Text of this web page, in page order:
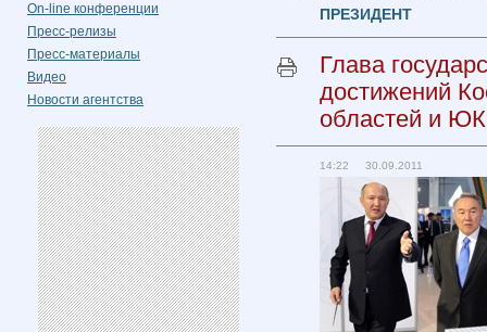
On-line конференции
Пресс-релизы
Пресс-материалы
Видео
Новости агентства
ПРЕЗИДЕНТ
Глава
достижений
областей и
14:22 30.09.2011